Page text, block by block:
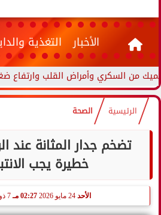
الأخبار التغذية
الرئيسية الصحة
خطيرة يجب
الأحد 24 مايو 2026 02:27 مـ 7 ذو الحجة 1447